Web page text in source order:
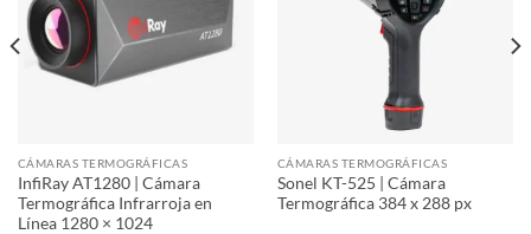
CÁMARAS TERMOGRÁFICAS
InfiRay AT1280 | Cámara
Termográfica Infrarroja en
Línea 1280 × 1024
CÁMARAS TERMOGRÁFICAS
Sonel KT-525 | Cámara
Termográfica 384 x 288 px